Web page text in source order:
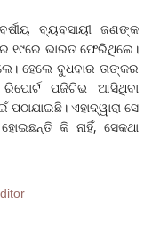
ବ୍ୟବସାୟୀ ଜଣଙ୍କ
୧୯ରେ ଭାରତ ଫେରିଥିଲେ।
ହେଲେ ବୁଧବାର ତାଙ୍କର
ରିପୋର୍ଟ ପଜିଟିଭ ଆସିଥିବା
ଏହାଦ୍ୱାରା ସେ
କି ନାହିଁ, ସେକଥା